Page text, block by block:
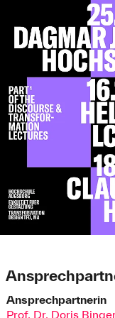
Ansprechpartnerin
Prof. Dr. Doris